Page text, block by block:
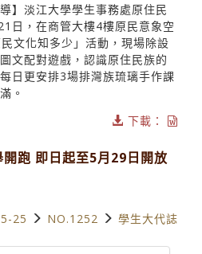
】淡江大學學生事務處原住民
日，在商管大樓4樓原民意象空
文化知多少」活動，現場除設
文配對遊戲，認識原住民族的
日更安排3場排灣族琉璃手作課
。
下載：
跑 即日起至5月29日開放
25 NO.1252 學生大代誌